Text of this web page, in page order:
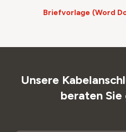
Briefvorlage (Word
Unsere
beraten Sie